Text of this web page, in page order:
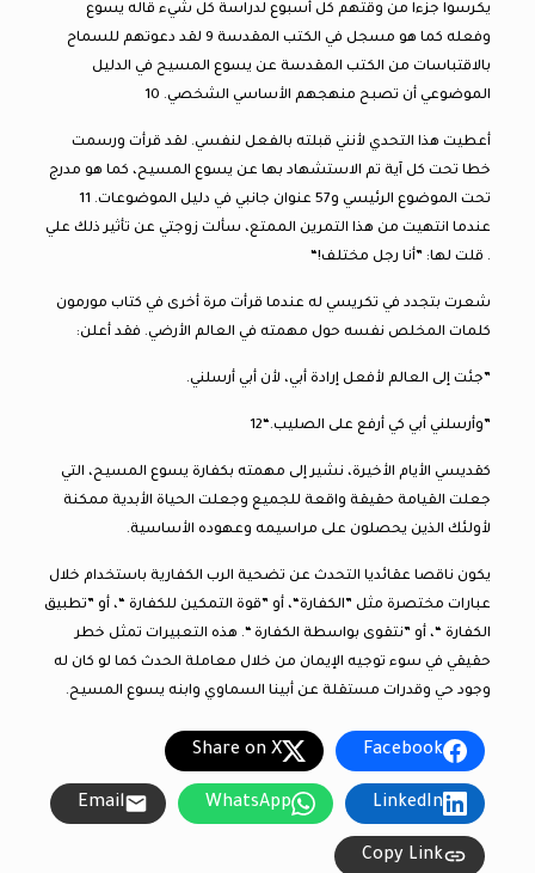
يكرسوا جزءا من وقتهم كل أسبوع لدراسة كل شيء قاله يسوع
وفعله كما هو مسجل في الكتب المقدسة 9 لقد دعوتهم للسماح
بالاقتباسات من الكتب المقدسة عن يسوع المسيح في الدليل
الموضوعي أن تصبح منهجهم الأساسي الشخصي. 10
أعطيت هذا التحدي لأنني قبلته بالفعل لنفسي. لقد قرأت ورسمت
خطا تحت كل آية تم الاستشهاد بها عن يسوع المسيح، كما هو مدرج
تحت الموضوع الرئيسي و57 عنوان جانبي في دليل الموضوعات. 11
عندما انتهيت من هذا التمرين الممتع، سألت زوجتي عن تأثير ذلك علي
. قلت لها: ”أنا رجل مختلف!“
شعرت بتجدد في تكريسي له عندما قرأت مرة أخرى في كتاب مورمون
كلمات المخلص نفسه حول مهمته في العالم الأرضي. فقد أعلن:
”جئت إلى العالم لأفعل إرادة أبي، لأن أبي أرسلني.
”وأرسلني أبي كي أرفع على الصليب.“12
كقديسي الأيام الأخيرة، نشير إلى مهمته بكفارة يسوع المسيح، التي
جعلت القيامة حقيقة واقعة للجميع وجعلت الحياة الأبدية ممكنة
لأولئك الذين يحصلون على مراسيمه وعهوده الأساسية.
يكون ناقصا عقائديا التحدث عن تضحية الرب الكفارية باستخدام خلال
عبارات مختصرة مثل ”الكفارة“، أو ”قوة التمكين للكفارة “، أو ”تطبيق
الكفارة “، أو ”نتقوى بواسطة الكفارة “. هذه التعبيرات تمثل خطر
حقيقي في سوء توجيه الإيمان من خلال معاملة الحدث كما لو كان له
وجود حي وقدرات مستقلة عن أبينا السماوي وابنه يسوع المسيح.
Facebook
Share on X
LinkedIn
WhatsApp
Email
Copy Link